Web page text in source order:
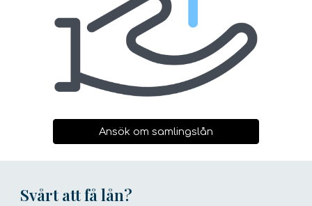
Ansök om samlingslån
Svårt att få lån?